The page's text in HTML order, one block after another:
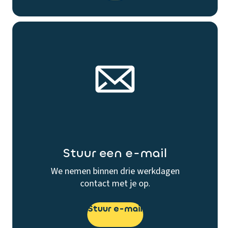
Stuur een e-mail
We nemen binnen drie werkdagen
contact met je op.
Stuur e-mail